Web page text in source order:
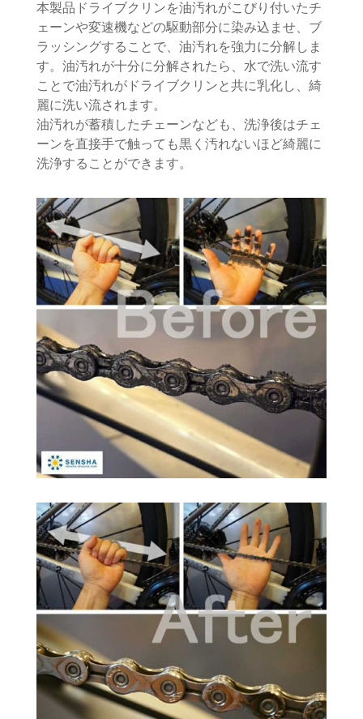
本製品ドライブクリンを油汚れがこびり付いたチ
ェーンや変速機などの駆動部分に染み込ませ、ブ
ラッシングすることで、油汚れを強力に分解しま
す。油汚れが十分に分解されたら、水で洗い流す
ことで油汚れがドライブクリンと共に乳化し、綺
麗に洗い流されます。
油汚れが蓄積したチェーンなども、洗浄後はチェ
ーンを直接手で触っても黒く汚れないほど綺麗に
洗浄することができます。